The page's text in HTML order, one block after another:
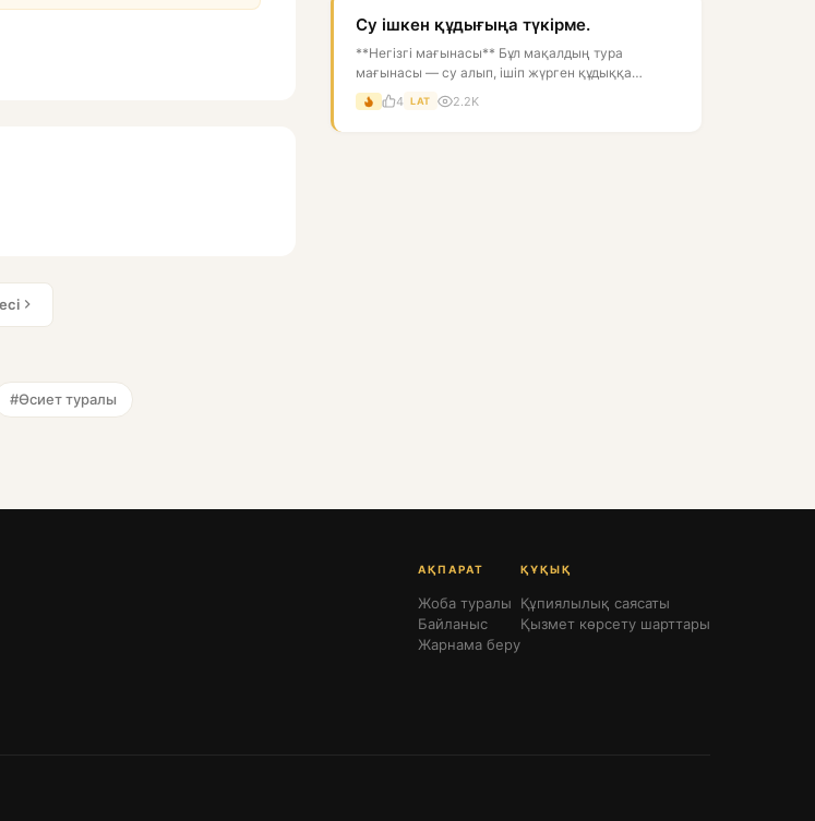
#Өсиет туралы
Су ішкен құдығыңа түкірме.
**Негізгі мағынасы** Бұл мақалдың тура
мағынасы — су алып, ішіп жүрген құдыққа
түкіруге болмайды, өйткені ол суды ластай...
4 LAT 2.2K
АҚПАРАТ
Жоба туралы
Байланыс
Жарнама беру
ҚҰҚЫҚ
Құпиялылық саясаты
Қызмет көрсету шарттары